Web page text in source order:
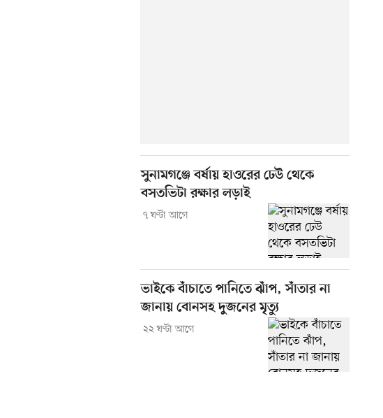
সুনামগঞ্জে বর্ষায় হাওরের ঢেউ থেকে
বসতভিটা রক্ষার লড়াই
৭ ঘণ্টা আগে
ভাইকে বাঁচাতে পানিতে ঝাঁপ, সাঁতার না
জানায় বোনসহ দুজনের মৃত্যু
২২ ঘণ্টা আগে